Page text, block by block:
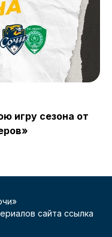
игру сезона от
сайта ссылка